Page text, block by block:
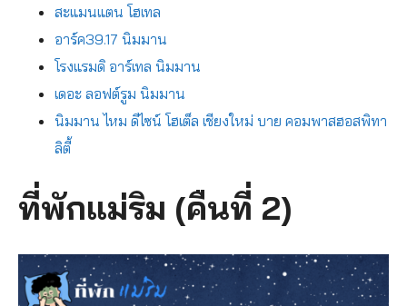
สะแมนแตน โฮเทล
อาร์ค39.17 นิมมาน
โรงแรมดิ อาร์เทล นิมมาน
เดอะ ลอฟต์รูม นิมมาน
นิมมาน ไหม ดีไซน์ โฮเต็ล เชียงใหม่ บาย คอมพาสฮอสพิทา
ลิตี้
ที่พักแม่ริม (คืนที่ 2)